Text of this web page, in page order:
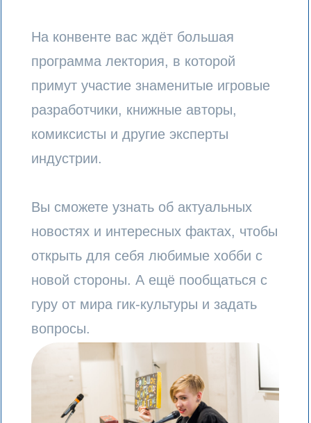
индустрии.
Вы сможете узнать об актуальных
новостях и интересных фактах, чтобы
новой стороны. А ещё пообщаться с
гуру от мира гик-культуры и задать
вопросы.
Каждый день — новая программа
лекций. “Игрокон” посетит много
интересных гостей, чтобы поделиться
своим опытом.
Не упустите шанс стать частью этого
увлекательного события! Готовьтесь к
вдохновляющим лекциям и